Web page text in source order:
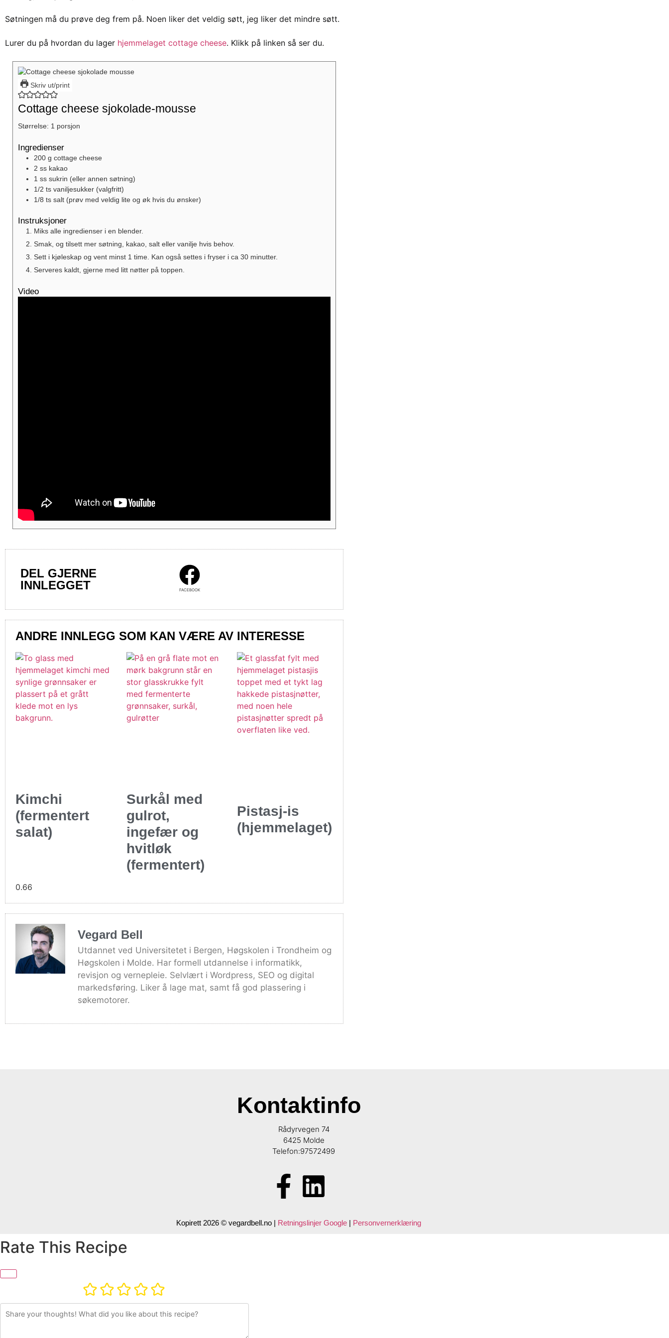
Søtningen må du prøve deg frem på. Noen liker det veldig søtt, jeg liker det mindre søtt.
Lurer du på hvordan du lager hjemmelaget cottage cheese. Klikk på linken så ser du.
Skriv ut/print
Cottage cheese sjokolade-mousse
Størrelse: 1 porsjon
Ingredienser
200 g cottage cheese
2 ss kakao
1 ss sukrin (eller annen søtning)
1/2 ts vaniljesukker (valgfritt)
1/8 ts salt (prøv med veldig lite og øk hvis du ønsker)
Instruksjoner
Miks alle ingredienser i en blender.
Smak, og tilsett mer søtning, kakao, salt eller vanilje hvis behov.
Sett i kjøleskap og vent minst 1 time. Kan også settes i fryser i ca 30 minutter.
Serveres kaldt, gjerne med litt nøtter på toppen.
Video
DEL GJERNE
INNLEGGET
FACEBOOK
ANDRE INNLEGG SOM KAN VÆRE AV INTERESSE
Kimchi
(fermentert
salat)
Surkål med
gulrot,
ingefær og
hvitløk
(fermentert)
Pistasj-is
(hjemmelaget)
Vegard Bell
Utdannet ved Universitetet i Bergen, Høgskolen i Trondheim og
Høgskolen i Molde. Har formell utdannelse i informatikk,
revisjon og vernepleie. Selvlært i Wordpress, SEO og digital
markedsføring. Liker å lage mat, samt få god plassering i
søkemotorer.
Kontaktinfo
Rådyrvegen 74
6425 Molde
Telefon:97572499
Kopirett 2026 © vegardbell.no | Retningslinjer Google | Personvernerklæring
Rate This Recipe